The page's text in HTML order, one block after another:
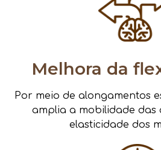
Melhora da
Por meio de alongamentos
amplia a mobilidade das
elasticidade dos